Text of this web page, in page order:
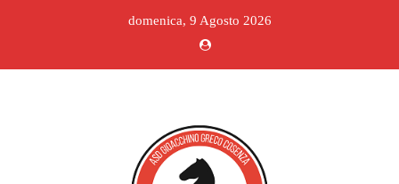
domenica, 9 Agosto 2026